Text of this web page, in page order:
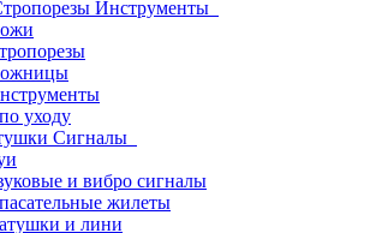
Инструменты
уходу
Сигналы
и вибро сигналы
жилеты
и лини